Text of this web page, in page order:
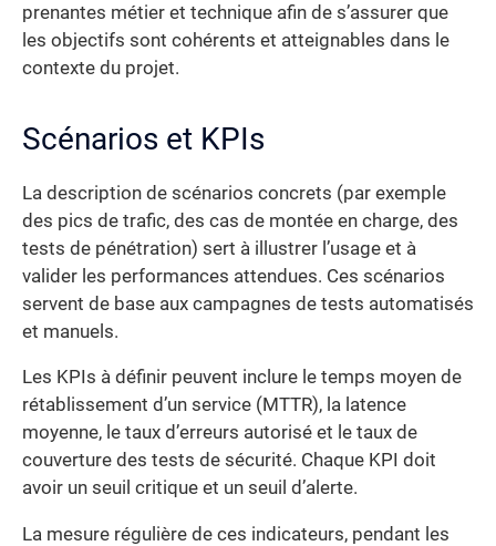
prenantes métier et technique afin de s’assurer que
les objectifs sont cohérents et atteignables dans le
contexte du projet.
Scénarios et KPIs
La description de scénarios concrets (par exemple
des pics de trafic, des cas de montée en charge, des
tests de pénétration) sert à illustrer l’usage et à
valider les performances attendues. Ces scénarios
servent de base aux campagnes de tests automatisés
et manuels.
Les KPIs à définir peuvent inclure le temps moyen de
rétablissement d’un service (MTTR), la latence
moyenne, le taux d’erreurs autorisé et le taux de
couverture des tests de sécurité. Chaque KPI doit
avoir un seuil critique et un seuil d’alerte.
La mesure régulière de ces indicateurs, pendant les